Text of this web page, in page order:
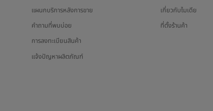
แผนกบริการหลังการขาย
คำถามที่พบบ่อย
การลงทะเบียนสินค้า
แจ้งปัญหาผลิตภัณฑ์
เกี่ยวกับไมเดีย
ที่ตั้งร้านค้า